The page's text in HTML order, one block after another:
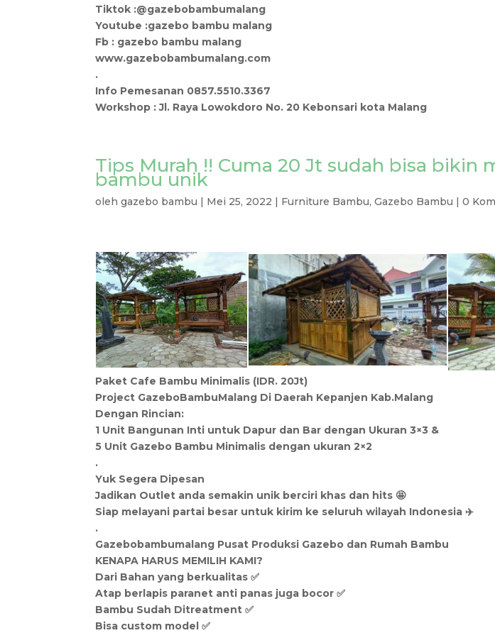
Tiktok :@gazebobambumalang
Youtube :gazebo bambu malang
Fb : gazebo bambu malang
www.gazebobambumalang.com
.
Info Pemesanan 0857.5510.3367
Workshop : Jl. Raya Lowokdoro No. 20 Kebonsari kota Malang
Tips Murah !! Cuma 20 Jt sudah bisa bikin
bambu unik
olehgazebo bambu | Mei 25, 2022 | Furniture Bambu,Gazebo Bambu |0
Paket Cafe Bambu Minimalis (IDR. 20Jt)
Project GazeboBambuMalang Di Daerah Kepanjen Kab.Malang
Dengan Rincian:
1 Unit Bangunan Inti untuk Dapur dan Bar dengan Ukuran 3×3 &
5 Unit Gazebo Bambu Minimalis dengan ukuran 2×2
.
Yuk Segera Dipesan
Jadikan Outlet anda semakin unik berciri khas dan hits 🤩
Siap melayani partai besar untuk kirim ke seluruh wilayah Indonesia ✈️
.
Gazebobambumalang Pusat Produksi Gazebo dan Rumah Bambu
KENAPA HARUS MEMILIH KAMI?
Dari Bahan yang berkualitas ✅
Atap berlapis paranet anti panas juga bocor ✅
Bambu Sudah Ditreatment ✅
Bisa custom model ✅